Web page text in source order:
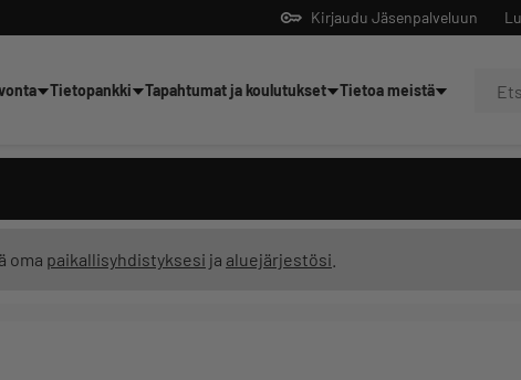
Kirjaudu Jäsenpalveluun
Tietopankki Tapahtumat ja koulutukset Tietoa meistä
oma paikallisyhdistyksesi ja aluejärjestösi
Yrittäjien tekoälyltä